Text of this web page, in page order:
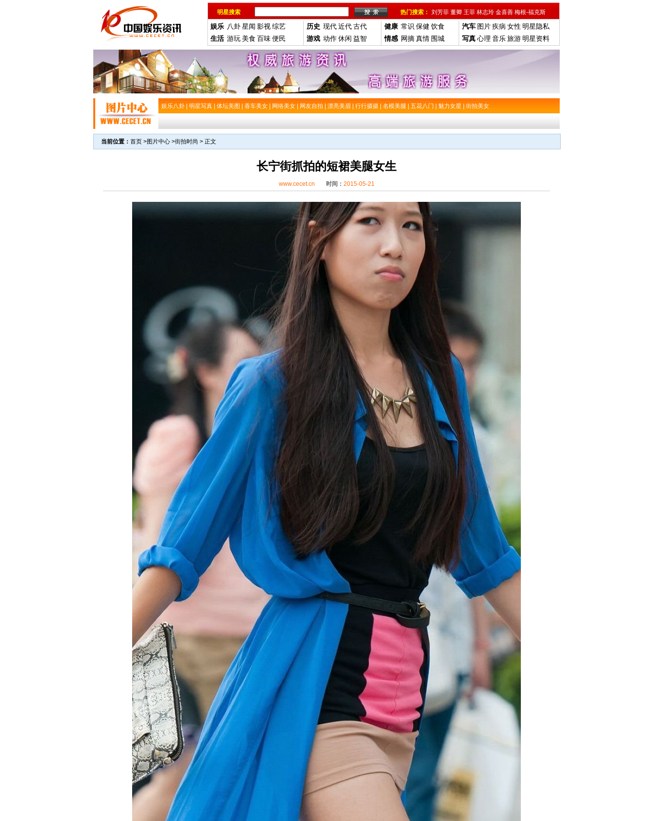
明星搜索 热门搜索： 刘芳菲 董卿 王菲 林志玲 金喜善 梅根-福克斯
娱乐 八卦星闻 影视综艺
生活 游玩 美食 百味便民
历史 现代近代古代
游戏 动作休闲 益智
健康 常识 保健 饮食
情感 网摘真情 围城
汽车 图片疾病 女性 明星隐私
写真心理 音乐旅游 明星资料
娱乐八卦 明星写真 体坛美图 香车美女 网络美女 网友自拍 漂亮美眉 行行摄摄 名模美腿 五花八门 魅力女星 街拍美女
当前位置： 首页 >图片中心 >街拍时尚 > 正文
长宁街抓拍的短裙美腿女生
www.cecet.cn 时间： 2015-05-21